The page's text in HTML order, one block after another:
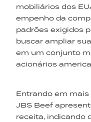
mobiliários dos
empenho da
padrões exigidos
buscar ampliar
em um conjunto
acionários
Entrando em
JBS Beef
receita, indicando